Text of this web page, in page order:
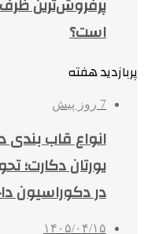
پرفروش‌ترین
است؟
پربازدید هفته
7 روز پیش
انواع قاب بندی
یورتان دکارت؛
در دکوراسیون
۱۴۰۵/۰۴/۱۵